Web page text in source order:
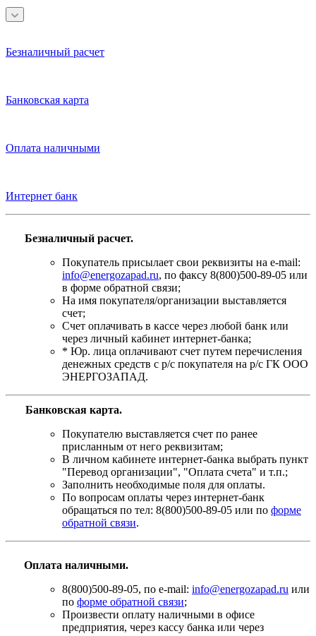
Безналичный расчет
Банковская карта
Оплата наличными
Интернет банк
Безналичный расчет.
Покупатель присылает свои реквизиты на e-mail:
info@energozapad.ru, по факсу 8(800)500-89-05 или
в форме обратной связи;
На имя покупателя/организации выставляется
счет;
Счет оплачивать в кассе через любой банк или
через личный кабинет интернет-банка;
* Юр. лица оплачивают счет путем перечисления
денежных средств с р/с покупателя на р/с ГК ООО
ЭНЕРГОЗАПАД.
Банковская карта.
Покупателю выставляется счет по ранее
присланным от него реквизитам;
В личном кабинете интернет-банка выбрать пункт
"Перевод организации", "Оплата счета" и т.п.;
Заполнить необходимые поля для оплаты.
По вопросам оплаты через интернет-банк
обращаться по тел: 8(800)500-89-05 или по форме
обратной связи.
Оплата наличными.
8(800)500-89-05, по e-mail: info@energozapad.ru или
по форме обратной связи;
Произвести оплату наличными в офисе
предприятия, через кассу банка или через